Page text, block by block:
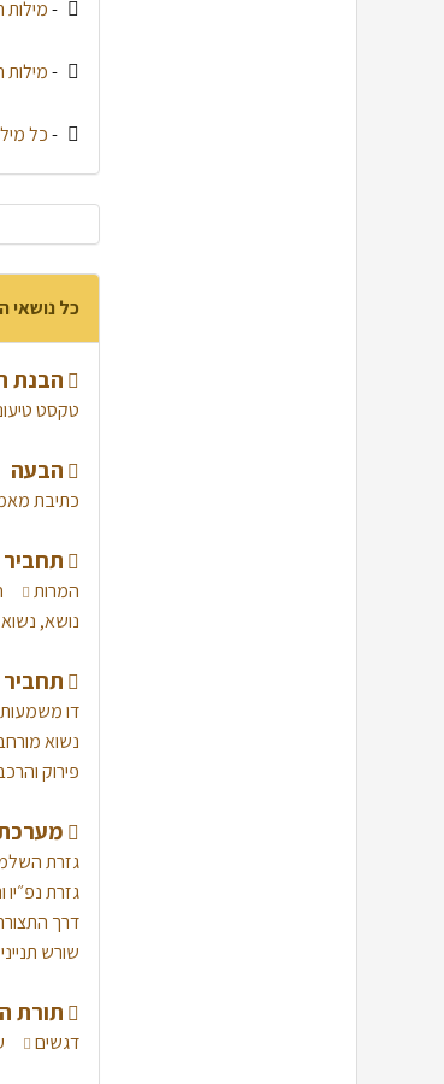
-מילות
-מילות
-כל
כל נושאי
הבנת
טקסט
הבעה
כתיבת
המרות
נושא, נשוא
דו משמעות
נשוא
פירוק
גזרת
גזרת נפ״יו
דרך
שורש
תורת
דגשים